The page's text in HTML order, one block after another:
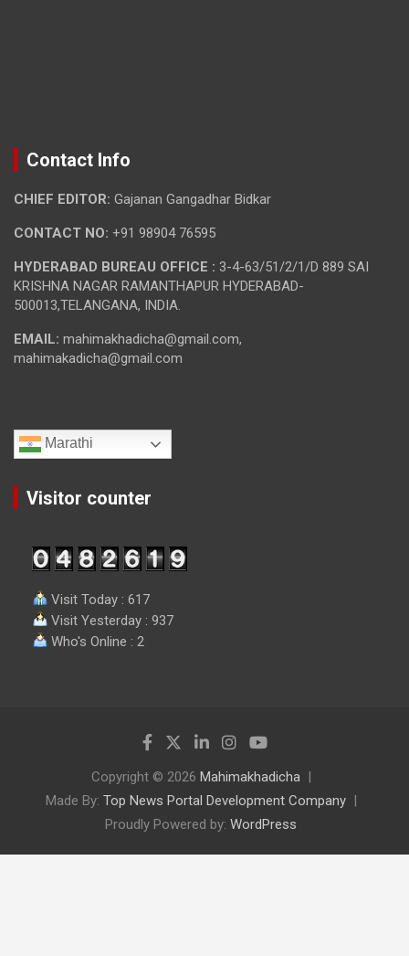
Contact Info
CHIEF EDITOR: Gajanan Gangadhar Bidkar
CONTACT NO: +91 98904 76595
HYDERABAD BUREAU OFFICE : 3-4-63/51/2/1/D 889 SAI
KRISHNA NAGAR RAMANTHAPUR HYDERABAD-
500013,TELANGANA, INDIA.
EMAIL: mahimakhadicha@gmail.com,
mahimakadicha@gmail.com
Marathi
Visitor counter
Visit Today : 617
Visit Yesterday : 937
Who's Online : 2
Copyright © 2026 Mahimakhadicha
Made By: Top News Portal Development Company
Proudly Powered by: WordPress